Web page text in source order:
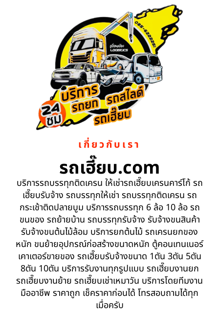
เกี่ยวกับเรา
รถเฮี๊ยบ.com
บริการรถบรรทุกติดเครน ให้เช่ารถเฮี๊ยบเครนคาร์โก้ รถ
เฮี๊ยบรับจ้าง รถบรรทุกให้เช่า รถบรรทุกติดเครน รถ
กระเช้าติดปลายบูม บริการรถบรรทุก 6 ล้อ 10 ล้อ รถ
ขนของ รถย้ายบ้าน รถบรรทุกรับจ้าง รับจ้างขนสินค้า
รับจ้างขนต้นไม้ล้อม บริการยกต้นไม้ รถเครนยกของ
หนัก ขนย้ายอุปกรณ์ก่อสร้างขนาดหนัก ตู้คอนเทนเนอร์
เคาเตอร์ขายของ รถเฮี๊ยบรับจ้างขนาด 1ตัน 3ตัน 5ตัน
8ตัน 10ตัน บริการรับงานทุกรูปแบบ รถเฮี๊ยบงานยก
รถเฮี๊ยบงานย้าย รถเฮี๊ยบเช่าเหมาวัน บริการโดยทีมงาน
มืออาชีพ ราคาถูก เช็คราคาก่อนได้ โทรสอบถามได้ทุก
เมื่อครับ